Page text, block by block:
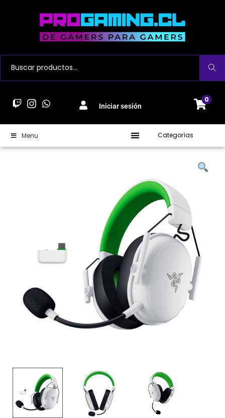
Buscar
Iniciar sesión
0
Menu Categorías